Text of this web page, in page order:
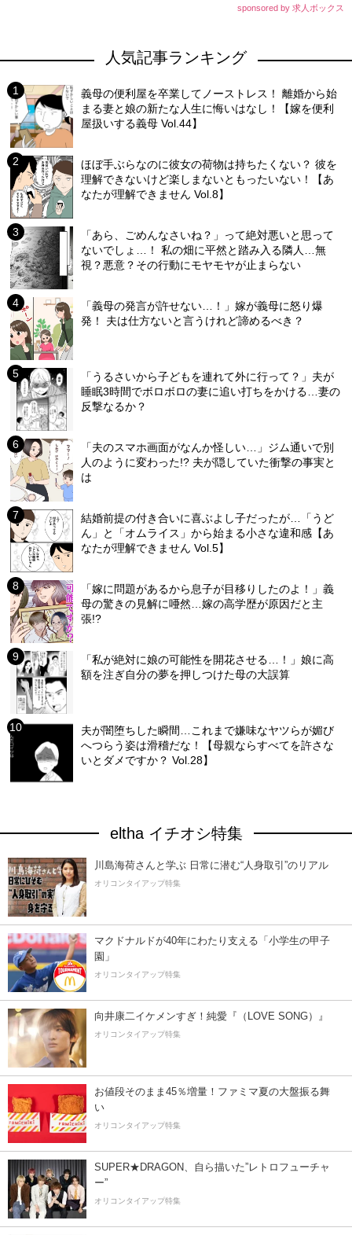
sponsored by 求人ボックス
人気記事ランキング
義母の便利屋を卒業してノーストレス！ 離婚から始
まる妻と娘の新たな人生に悔いはなし！【嫁を便利
屋扱いする義母 Vol.44】
ほぼ手ぶらなのに彼女の荷物は持ちたくない？ 彼を
理解できないけど楽しまないともったいない！【あ
なたが理解できません Vol.8】
「あら、ごめんなさいね？」って絶対悪いと思って
ないでしょ…！ 私の畑に平然と踏み入る隣人…無
視？悪意？その行動にモヤモヤが止まらない
「義母の発言が許せない…！」嫁が義母に怒り爆
発！ 夫は仕方ないと言うけれど諦めるべき？
「うるさいから子どもを連れて外に行って？」夫が
睡眠3時間でボロボロの妻に追い打ちをかける…妻の
反撃なるか？
「夫のスマホ画面がなんか怪しい…」ジム通いで別
人のように変わった!? 夫が隠していた衝撃の事実と
は
結婚前提の付き合いに喜ぶよし子だったが…「うど
ん」と「オムライス」から始まる小さな違和感【あ
なたが理解できません Vol.5】
「嫁に問題があるから息子が目移りしたのよ！」義
母の驚きの見解に唖然…嫁の高学歴が原因だと主
張!?
「私が絶対に娘の可能性を開花させる…！」娘に高
額を注ぎ自分の夢を押しつけた母の大誤算
夫が闇堕ちした瞬間…これまで嫌味なヤツらが媚び
へつらう姿は滑稽だな！【母親ならすべてを許さな
いとダメですか？ Vol.28】
eltha イチオシ特集
川島海荷さんと学ぶ 日常に潜む“人身取引”のリアル
オリコンタイアップ特集
マクドナルドが40年にわたり支える「小学生の甲子
園」
オリコンタイアップ特集
向井康二イケメンすぎ！純愛『（LOVE SONG）』
オリコンタイアップ特集
お値段そのまま45％増量！ファミマ夏の大盤振る舞
い
オリコンタイアップ特集
SUPER★DRAGON、自ら描いた”レトロフューチャ
ー”
オリコンタイアップ特集